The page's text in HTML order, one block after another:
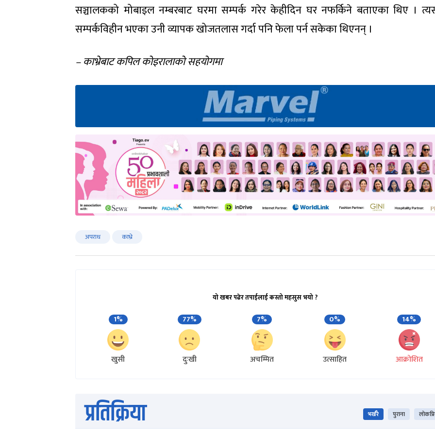
सञ्चालकको मोबाइल नम्बरबाट घरमा सम्पर्क गरेर केहीदिन घर नफर्किने बताएका थिए ।
सम्पर्कविहीन भएका उनी व्यापक खोजतलास गर्दा पनि फेला पर्न सकेका थिएनन् ।
– काभ्रेबाट कपिल कोइरालाको सहयोगमा
अपराध काभ्रे
यो खबर पढेर तपाईलाई कस्तो महसुस भयो ?
1%
खुसी
77%
दुःखी
7%
अचम्मित
0%
उत्साहित
14%
आक्रोशित
प्रतिक्रिया भर्खरै पुराना